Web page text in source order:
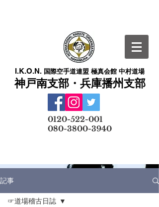
I.K.O.N. 国際空手道連盟 極真会館 中村道場
神戸南支部・兵庫播州支部
0120-522-001
080-3800-3940
記事
☞道場稽古日誌